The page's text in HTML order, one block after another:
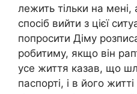
лежить тільки на
спосіб вийти з цієї
попросити Діму
робитиму, якщо він
усе життя казав, що
паспорті, і в його